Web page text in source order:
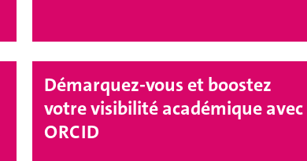
Démarquez-vous et boostez
votre visibilité académique avec
ORCID